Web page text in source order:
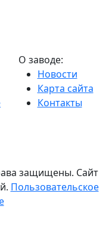
О заводе:
Новости
Карта сайта
Контакты
защищены. Сайт
Пользовательское